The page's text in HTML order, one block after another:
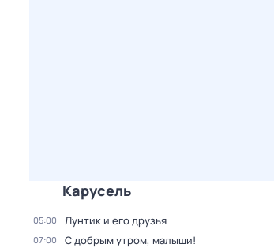
Карусель
05:00 Лунтик и его друзья
07:00 С добрым утром, малыши!